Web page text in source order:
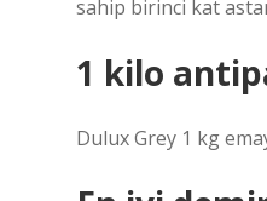
sahip birinci kat
1 kilo
Dulux Grey 1 kg